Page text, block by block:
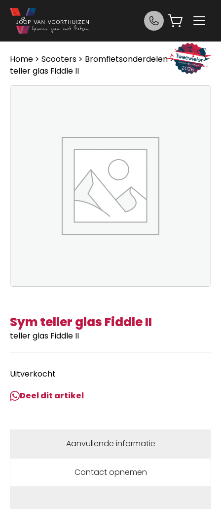
Ga naar de inhoud
Home > Scooters > Bromfietsonderdelen> Sym
teller glas Fiddle II
Sym teller glas Fiddle II
teller glas Fiddle II
Uitverkocht
Deel dit artikel
Aanvullende informatie
Contact opnemen